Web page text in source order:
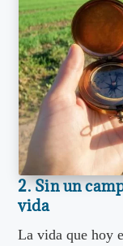
2. Sin un
vida
La vida que hoy